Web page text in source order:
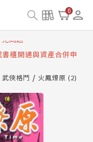
0
合併與書櫃開通申請
問題
櫃開通與資產合併申
合併與書櫃開通申請
武俠格鬥 火鳳燎原 (2)